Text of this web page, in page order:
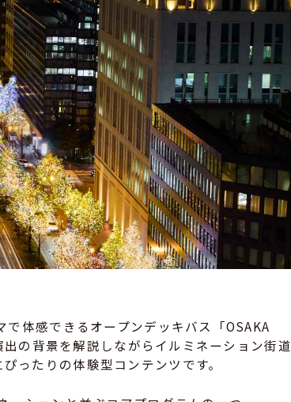
体感できるオープンデッキバス「OSAKA
の背景を解説しながらイルミネーション街道
ったりの体験型コンテンツです。